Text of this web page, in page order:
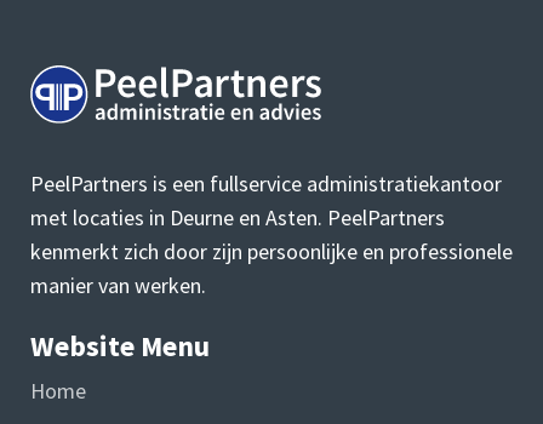
PeelPartners is een fullservice administratiekantoor
met locaties in Deurne en Asten. PeelPartners
kenmerkt zich door zijn persoonlijke en professionele
manier van werken.
Website Menu
Home